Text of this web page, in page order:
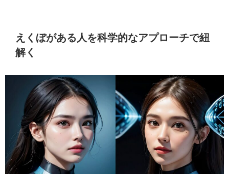
えくぼがある人を科学的なアプローチで紐
解く